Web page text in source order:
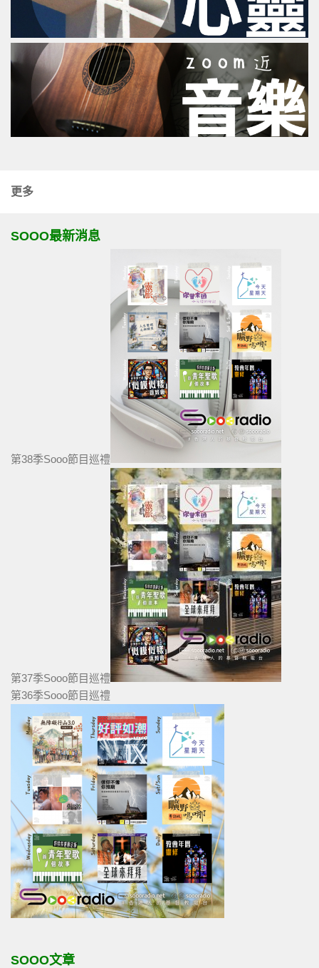
更多
SOOO最新消息
第38季Sooo節目巡禮
第37季Sooo節目巡禮
第36季Sooo節目巡禮
SOOO文章